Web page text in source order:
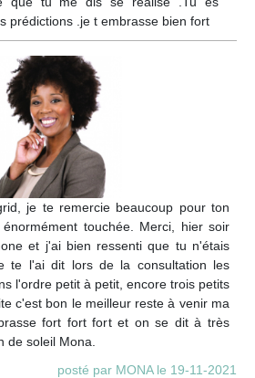
prédictions .je t embrasse bien fort
je te remercie beaucoup pour ton
touchée. Merci, hier soir
et j'ai bien ressenti que tu n'étais
te l'ai dit lors de la consultation les
l'ordre petit à petit, encore trois petits
c'est bon le meilleur reste à venir ma
fort fort fort et on se dit à très
de soleil Mona.
posté par MONA le 19-11-2021